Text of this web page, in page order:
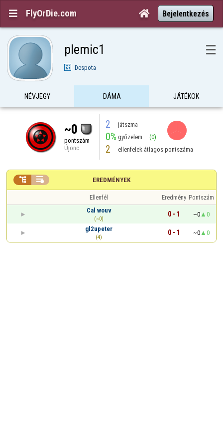
 FlyOrDie.com  Bejelentkezés
plemic1 ☰
Despota
NÉVJEGY DÁMA JÁTÉKOK
~0
pontszám
Újonc
2 játszma
0% győzelem (0)
2 ellenfelek átlagos pontszáma
EREDMÉNYEK
 
Ellenfél Eredmény Pontszám
Cal wouv
(~0)
0 - 1 ~0
0
gl2upeter
(4)
0 - 1 ~0 0